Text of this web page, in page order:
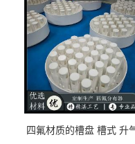
四氟材质的槽盘 槽式 升